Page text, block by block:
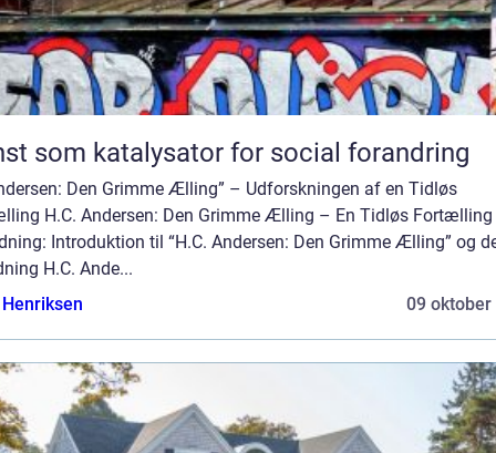
som katalysator for social forandring
Den Grimme Ælling” – Udforskningen af en Tidløs
H.C. Andersen: Den Grimme Ælling – En Tidløs Fortælling
Introduktion til “H.C. Andersen: Den Grimme Ælling” og
H.C. Ande...
09 oktober